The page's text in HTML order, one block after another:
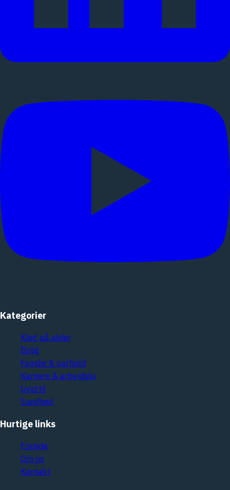
Kategorier
Klog på alder
Bolig
Familie & parhold
Karriere & arbejdsliv
Livsstil
Sundhed
Hurtige links
Forside
Om os
Kontakt